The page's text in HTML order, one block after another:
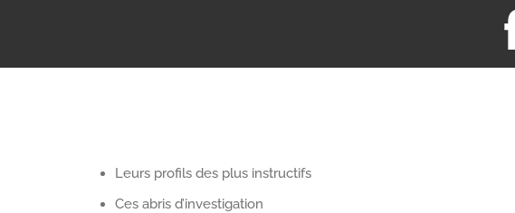
Leurs profils des plus instructifs
Ces abris d’investigation